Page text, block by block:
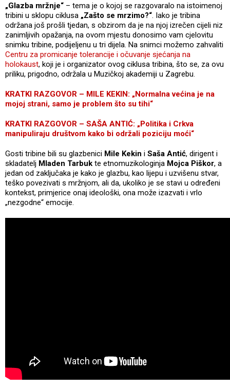
„Glazba mržnje“ – tema je o kojoj se razgovaralo na istoimenoj
tribini u sklopu ciklusa „Zašto se mrzimo?“. Iako je tribina
održana još prošli tjedan, s obzirom da je na njoj izrečen cijeli niz
zanimljivih opažanja, na ovom mjestu donosimo vam cjelovitu
snimku tribine, podijeljenu u tri dijela. Na snimci možemo zahvaliti
Centru za promicanje tolerancije i očuvanje sjećanja na
holokaust, koji je i organizator ovog ciklusa tribina, što se, za ovu
priliku, prigodno, održala u Muzičkoj akademiji u Zagrebu.
KRATKI RAZGOVOR – MILE KEKIN: „Normalna većina je na
mojoj strani, samo je problem što su tihi“
KRATKI RAZGOVOR – SAŠA ANTIĆ: „Politika i Crkva
manipuliraju društvom kako bi održali poziciju moći“
Gosti tribine bili su glazbenici Mile Kekin i Saša Antić, dirigent i
skladatelj Mladen Tarbuk te etnomuzikologinja Mojca Piškor, a
jedan od zaključaka je kako je glazbu, kao lijepu i uzvišenu stvar,
teško povezivati s mržnjom, ali da, ukoliko je se stavi u određeni
kontekst, primjerice onaj ideološki, ona može izazvati i vrlo
„nezgodne“ emocije.